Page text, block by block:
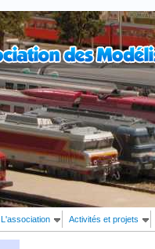
L'association Activités et projets